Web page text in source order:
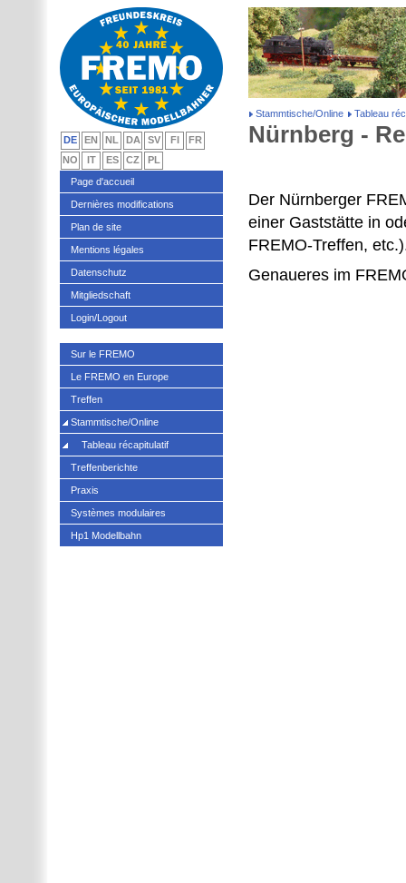
Stammtische/Online Tableau
Nürnberg -
Der Nürnberger
einer Gaststätte in
FREMO-Treffen,
Genaueres im
DE EN NL DA SV FI
FR
NO
IT ES CZ
PL
Page d'accueil
Dernières modifications
Plan de site
Mentions légales
Datenschutz
Mitgliedschaft
Login/Logout
Sur le FREMO
Le FREMO en Europe
Treffen
Stammtische/Online
Tableau récapitulatif
Treffenberichte
Praxis
Systèmes modulaires
Hp1 Modellbahn